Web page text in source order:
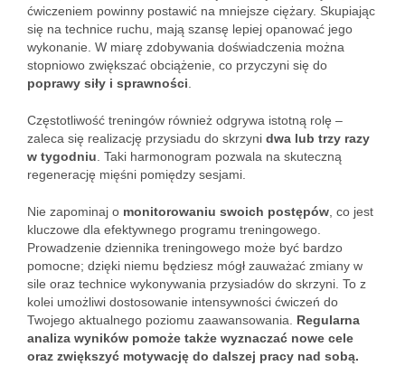
ćwiczeniem powinny postawić na mniejsze ciężary. Skupiając
się na technice ruchu, mają szansę lepiej opanować jego
wykonanie. W miarę zdobywania doświadczenia można
stopniowo zwiększać obciążenie, co przyczyni się do
poprawy siły i sprawności
Częstotliwość treningów również odgrywa istotną rolę –
zaleca się realizację przysiadu do skrzyni dwa lub trzy razy
w tygodniu . Taki harmonogram pozwala na skuteczną
regenerację mięśni pomiędzy sesjami.
Nie zapominaj o monitorowaniu swoich postępów , co jest
kluczowe dla efektywnego programu treningowego.
Prowadzenie dziennika treningowego może być bardzo
pomocne; dzięki niemu będziesz mógł zauważać zmiany w
sile oraz technice wykonywania przysiadów do skrzyni. To z
kolei umożliwi dostosowanie intensywności ćwiczeń do
Twojego aktualnego poziomu zaawansowania. Regularna
analiza wyników pomoże także wyznaczać nowe cele
oraz zwiększyć motywację do dalszej pracy nad sobą.